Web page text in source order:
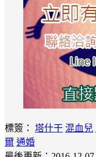
標簽： 塔什干 混血兒
爾 通婚